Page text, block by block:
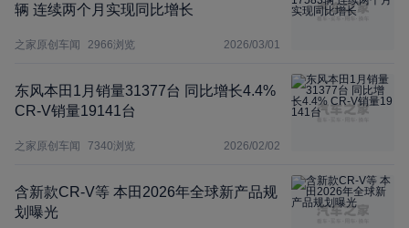
辆 连续两个月实现同比增长
之家原创车闻 2966浏览 2026/03/01
东风本田1月销量31377台 同比增长4.4%
CR-V销量19141台
之家原创车闻 7340浏览 2026/02/02
含新款CR-V等 本田2026年全球新产品规
划曝光